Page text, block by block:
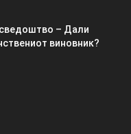
– Дали
виновник?